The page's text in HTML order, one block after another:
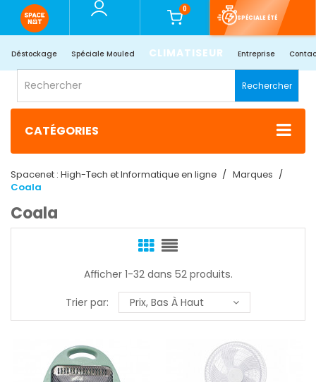
0
SPÉCIALE ÉTÉ
Déstockage Spéciale Mouled CLIMATISEUR Entreprise
Rechercher
CATÉGORIES
Spacenet : High-Tech et Informatique en ligne
Marques
Coala
Coala
Afficher 1-32 dans 52 produits.
Trier par:
Prix, Bas À Haut